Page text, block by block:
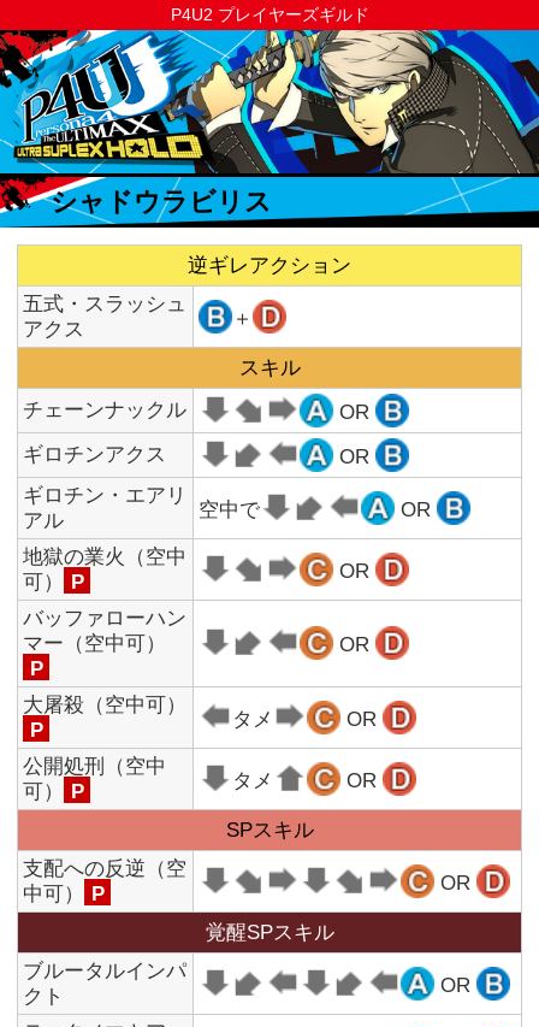
P4U2 プレイヤーズギルド
シャドウラビリス
逆ギレアクション
五式・スラッシュ
＋
スキル
チェーンナックル
ギロチンアクス
OR
OR
地獄の業火（空中
可） P OR
バッファローハン
マー（空中可）
P
OR
大屠殺（空中可）
P
OR
公開処刑（空中
可） P タメ OR
支配への反逆（空
中可） OR
ブルータルインパ
クト
OR
ティタノマキア
（空中可） P OR
P ペルソナが動かせる状態でのみ使用可能
キャラクター一覧へ
▲ページTOPへ
サイトTOPへ プロフィール
ログイン ランキング